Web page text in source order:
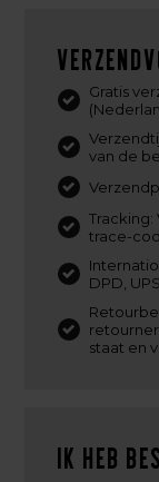
Gratis
van de
trace-
DPD,
staat en
Ik heb